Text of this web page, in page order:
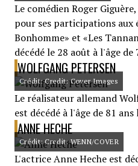
Le comédien Roger
pour ses participations aux
Bonhomme» et «Les
décédé le 28 août à l'âge de
WOLFGANG PETERSEN
Crédit: Credit: Cover Images
Le réalisateur allemand
est décédé à l'âge de 81
ANNE HECHE
Crédit: Credit: WENN/COVER
L'actrice Anne Heche est